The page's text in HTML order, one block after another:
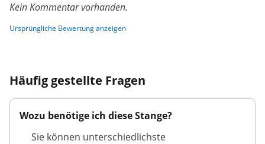
Kein Kommentar vorhanden.
Ursprüngliche Bewertung anzeigen
Häufig gestellte Fragen
Wozu benötige ich diese Stange?
Sie können unterschiedlichste